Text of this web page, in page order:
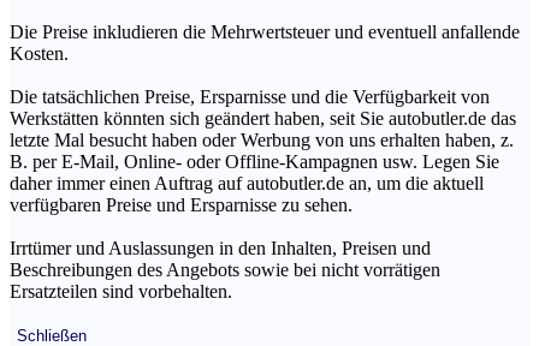
Die Preise inkludieren die Mehrwertsteuer und eventuell anfallende
Kosten.
Die tatsächlichen Preise, Ersparnisse und die Verfügbarkeit von
Werkstätten könnten sich geändert haben, seit Sie autobutler.de das
letzte Mal besucht haben oder Werbung von uns erhalten haben, z.
B. per E-Mail, Online- oder Offline-Kampagnen usw. Legen Sie
daher immer einen Auftrag auf autobutler.de an, um die aktuell
verfügbaren Preise und Ersparnisse zu sehen.
Irrtümer und Auslassungen in den Inhalten, Preisen und
Beschreibungen des Angebots sowie bei nicht vorrätigen
Ersatzteilen sind vorbehalten.
Schließen